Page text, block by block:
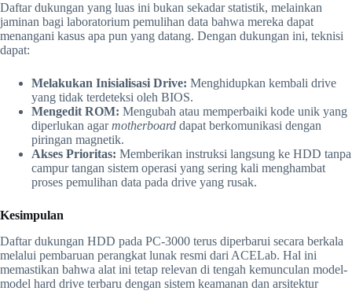
Daftar dukungan yang luas ini bukan sekadar statistik, melainkan
jaminan bagi laboratorium pemulihan data bahwa mereka dapat
menangani kasus apa pun yang datang. Dengan dukungan ini, teknisi
dapat:
Melakukan Inisialisasi Drive: Menghidupkan kembali drive
yang tidak terdeteksi oleh BIOS.
Mengedit ROM: Mengubah atau memperbaiki kode unik yang
diperlukan agarmotherboard dapat berkomunikasi dengan
piringan magnetik.
Akses Prioritas: Memberikan instruksi langsung ke HDD tanpa
campur tangan sistem operasi yang sering kali menghambat
proses pemulihan data pada drive yang rusak.
Kesimpulan
Daftar dukungan HDD pada PC-3000 terus diperbarui secara berkala
melalui pembaruan perangkat lunak resmi dari ACELab. Hal ini
memastikan bahwa alat ini tetap relevan di tengah kemunculan model-
model hard drive terbaru dengan sistem keamanan dan arsitektur